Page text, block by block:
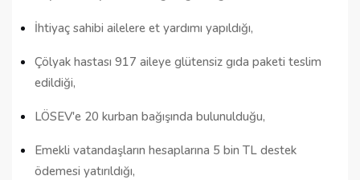
İhtiyaç sahibi ailelere et yardımı yapıldığı,
Çölyak hastası 917 aileye glütensiz gıda paketi teslim
edildiği,
LÖSEV'e 20 kurban bağışında bulunulduğu,
Emekli vatandaşların hesaplarına 5 bin TL destek
ödemesi yatırıldığı,